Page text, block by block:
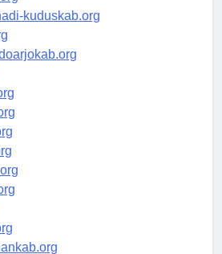
kuduskab.org